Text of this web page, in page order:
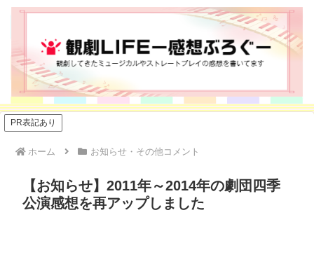
PR表記あり
ホーム お知らせ・その他コメント
【お知らせ】2011年～2014年の劇団四季
公演感想を再アップしました